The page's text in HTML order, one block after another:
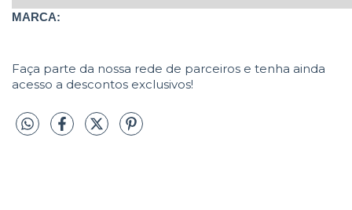
MARCA:
Faça parte da nossa rede de parceiros e tenha ainda
acesso a descontos exclusivos!